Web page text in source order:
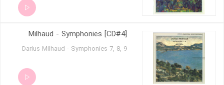
Milhaud - Symphonies [CD#4]
Darius Milhaud - Symphonies 7, 8, 9